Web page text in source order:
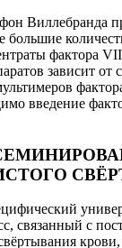
Виллебранда
большие
фактора
зависит от
введение
связанный с
крови,